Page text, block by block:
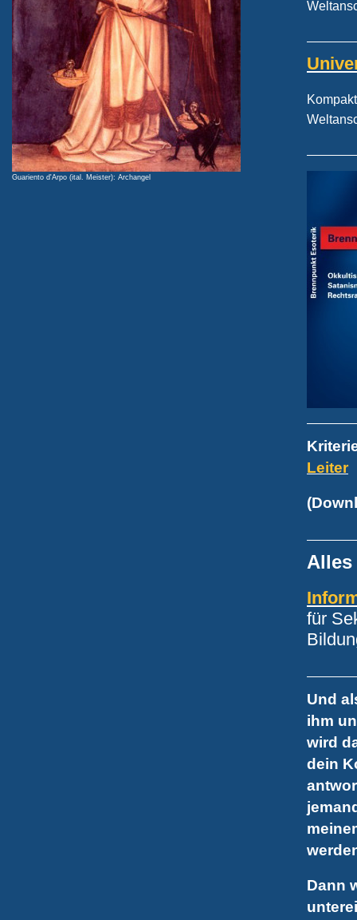
Leiter
Alles
für
Und
ihm
wird
dein
Dann
Guariento d'Arpo (ital. Meister): Archangel